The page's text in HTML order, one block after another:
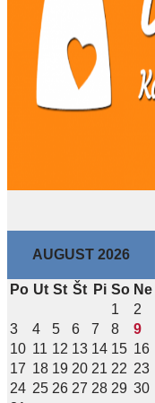
AUGUST 2026
Po Ut St Št Pi So Ne
1
2
3
4 5 6 7 8
9
10 11 12 13 14 15 16
17 18 19 20 21 22 23
24 25 26 27 28 29 30